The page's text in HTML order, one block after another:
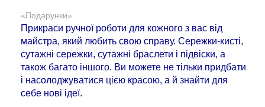
«Подарунки»
Прикраси ручної роботи для кожного з вас від
майстра, який любить свою справу. Сережки-кисті,
сутажні сережки, сутажні браслети і підвіски, а
також багато іншого. Ви можете не тільки придбати
і насолоджуватися цією красою, а й знайти для
себе нові ідеї.